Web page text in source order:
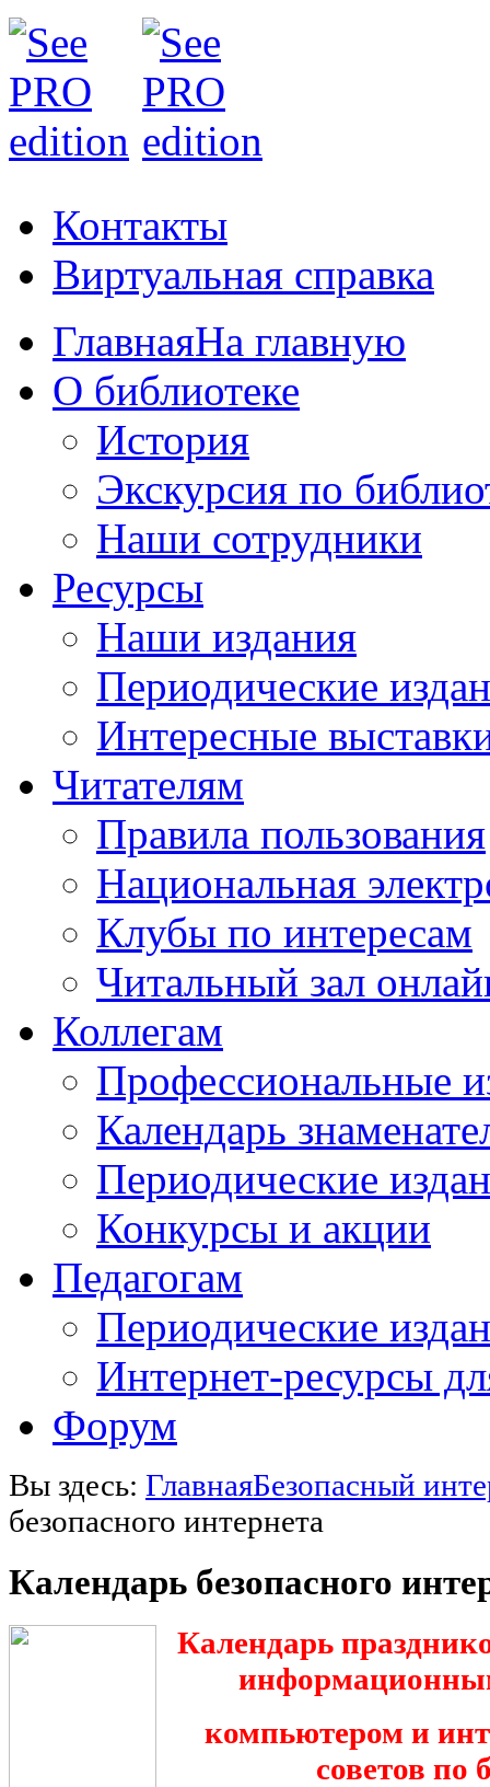
Контакты
Виртуальная справка
ГлавнаяНа главную
О библиотеке
История
Экскурсия по
Наши сотрудники
Ресурсы
Наши издания
Периодические
Интересные
Читателям
Правила пользования
Национальная
Клубы по интересам
Читальный зал
Коллегам
Профессиональные
Календарь
Периодические
Конкурсы и акции
Педагогам
Периодические
Интернет-ресурсы
Форум
Вы здесь: ГлавнаяБезопасный
безопасного интернета
Календарь безопасного
Календарь
компьютером и
советов по